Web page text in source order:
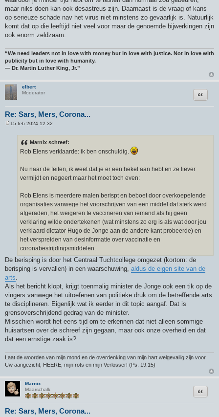
maar niks doen kan ook desastreus zijn. Daarnaast is de vraag of kans
op serieuze schade nav het virus niet minstens zo gevaarlijk is. Natuurlijk
komt dat op die leeftijd niet veel voor maar de genoemde bijwerkingen zijn
ook enorm zeldzaam.
“We need leaders not in love with money but in love with justice. Not in love with
publicity but in love with humanity.
― Dr. Martin Luther King, Jr.”
elbert
Moderator
Re: Sars, Mers, Corona...
Citeer
15 feb 2024 12:32
Marnix schreef:
Rob Elens verklaarde: ik ben onschuldig.
Nu naar de feiten, ik weet dat je er een hekel aan hebt en ze liever
vermijdt en negeert maar het moet toch even:
Rob Elens is meerdere malen berispt en beboet door overkoepelende
organisaties vanwege het voorschrijven van een middel dat sterk werd
afgeraden, het weigeren te vaccineren van iemand als hij geen
verklaring wilde ondertekenen (wat minstens zo erg is als wat door jou
verklaard dictator Hugo de Jonge aan de andere kant probeerde) en
het verspreiden van desinformatie over vaccinatie en
coronabestrijdingsmiddelen.
De berisping is door het Centraal Tuchtcollege omgezet (kortom: de
berisping is vervallen) in een waarschuwing, aldus de eigen site van de
arts.
Als het bericht klopt, krijgt toenmalig minister de Jonge ook een tik op de
vingers vanwege het uitoefenen van politieke druk om de betreffende arts
te disciplineren. Eigenlijk wat ik eerder in dit topic aangaf. Dat is
grensoverschrijdend gedrag van de minister.
Misschien wordt het eens tijd om te erkennen dat niet alleen sommige
huisartsen over de schreef zijn gegaan, maar ook onze overheid en dat
dat een ernstige zaak is?
Laat de woorden van mijn mond en de overdenking van mijn hart welgevallig zijn voor
Uw aangezicht, HEERE, mijn rots en mijn Verlosser! (Ps. 19:15)
Marnix
Maarschalk
Re: Sars, Mers, Corona...
Citeer